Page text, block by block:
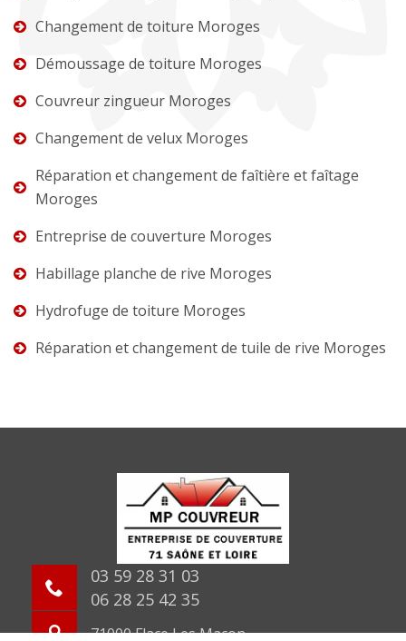
Changement de toiture Moroges
Démoussage de toiture Moroges
Couvreur zingueur Moroges
Changement de velux Moroges
Réparation et changement de faîtière et faîtage
Moroges
Entreprise de couverture Moroges
Habillage planche de rive Moroges
Hydrofuge de toiture Moroges
Réparation et changement de tuile de rive Moroges
03 59 28 31 03
06 28 25 42 35
71000 Flace Les Macon